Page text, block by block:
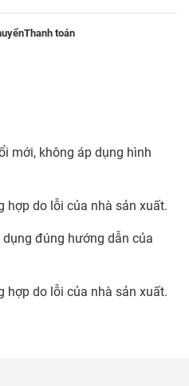
Thanh toán
mới, không áp dụng hình
hợp do lỗi của nhà sản xuất.
đúng hướng dẫn của
hợp do lỗi của nhà sản xuất.